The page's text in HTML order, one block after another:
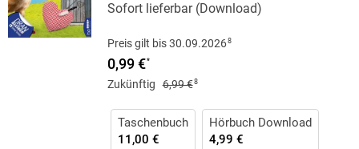
Sofort lieferbar (Download)
Preis gilt bis 30.09.20268
0,99 €*
Zukünftig 6,99 €8
Taschenbuch
11,00 €
Hörbuch Download
4,99 €